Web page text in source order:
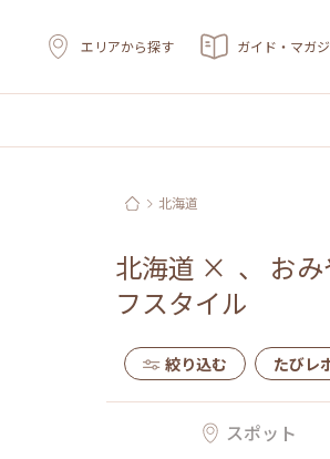
エリアから探す ガイド・マガ
北海道
北海道 × 、 お
フスタイル
絞り込む たびレ
スポット